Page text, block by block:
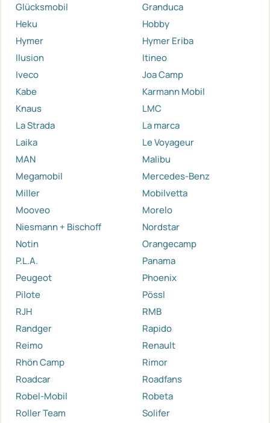
Glücksmobil
Granduca
Heku
Hobby
Hymer
Hymer Eriba
Ilusion
Itineo
Iveco
Joa Camp
Kabe
Karmann Mobil
Knaus
LMC
La Strada
La marca
Laika
Le Voyageur
MAN
Malibu
Megamobil
Mercedes-Benz
Miller
Mobilvetta
Mooveo
Morelo
Niesmann + Bischoff
Nordstar
Notin
Orangecamp
P.L.A.
Panama
Peugeot
Phoenix
Pilote
Pössl
RJH
RMB
Randger
Rapido
Reimo
Renault
Rhön Camp
Rimor
Roadcar
Roadfans
Robel-Mobil
Robeta
Roller Team
Solifer